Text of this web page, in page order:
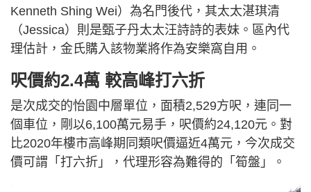
Kenneth Shing Wei）為名門後代，其太太湛琪清
（Jessica）則是甄子丹太太汪詩詩的表妹。區內代
理估計，金氏購入該物業將作為安樂窩自用。
呎價約2.4萬 較高峰打六折
是次成交的怡園中層單位，面積2,529方呎，連同一
個車位，剛以6,100萬元易手，呎價約24,120元。對
比2020年樓市高峰期同類呎價逼近4萬元，今次成交
價可謂「打六折」，代理形容為難得的「筍盤」。